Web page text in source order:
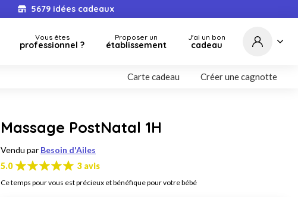
5679 idées cadeaux
Vous êtes
professionnel ?
Proposer un
établissement
J'ai un bon
cadeau
Carte cadeau Créer une cagnotte
Massage PostNatal 1H
Vendu par Besoin d'Ailes
5.0
3 avis
Ce temps pour vous est précieux et bénéfique pour votre bébé